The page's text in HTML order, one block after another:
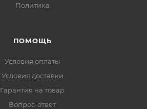
Политика
ПОМОЩЬ
Условия оплаты
Условия доставки
Гарантия на товар
Вопрос-ответ